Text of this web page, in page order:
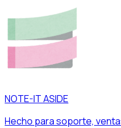
NOTE-IT ASIDE
Hecho para soporte,